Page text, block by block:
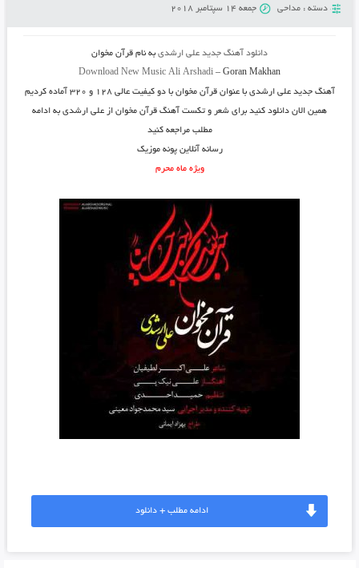
دسته : مداحی جمعه 14 سپتامبر 2018
دانلود آهنگ جدید علی ارشدیبه نام قرآن مخوان
Download New Music Ali Arshadi –Goran Makhan
آهنگ جدیدعلی ارشدی با عنوانقرآن مخوان با دو کیفیت عالی ۱۲۸ و ۳۲۰ آماده کردیم
همین الان دانلود کنید برای شعر و تکست آهنگ قرآن مخوان از علی ارشدی به ادامه
مطلب مراجعه کنید
رسانه آنلاین پونه موزیک
ویژه ماه محرم
ادامه مطلب + دانلود